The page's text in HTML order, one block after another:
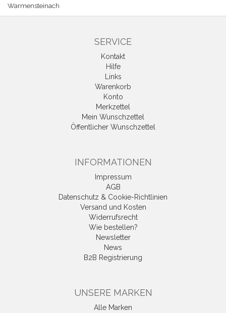
Warmensteinach
SERVICE
Kontakt
Hilfe
Links
Warenkorb
Konto
Merkzettel
Mein Wunschzettel
Öffentlicher Wunschzettel
INFORMATIONEN
Impressum
AGB
Datenschutz & Cookie-Richtlinien
Versand und Kosten
Widerrufsrecht
Wie bestellen?
Newsletter
News
B2B Registrierung
UNSERE MARKEN
Alle Marken